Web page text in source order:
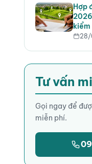
Hợp
28/
Tư vấn
Gọi ngay để
miễn phí.